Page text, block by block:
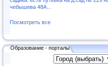
чебышева 48А...
Посмотреть все
Образование - порталы